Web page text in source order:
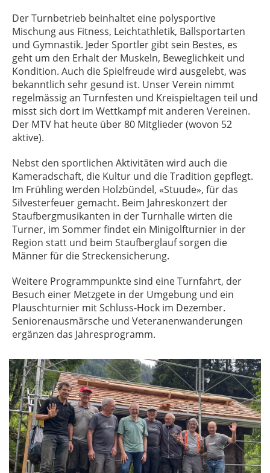
Der Turnbetrieb beinhaltet eine polysportive
Mischung aus Fitness, Leichtathletik, Ballsportarten
und Gymnastik. Jeder Sportler gibt sein Bestes, es
geht um den Erhalt der Muskeln, Beweglichkeit und
Kondition. Auch die Spielfreude wird ausgelebt, was
bekanntlich sehr gesund ist. Unser Verein nimmt
regelmässig an Turnfesten und Kreispieltagen teil und
misst sich dort im Wettkampf mit anderen Vereinen.
Der MTV hat heute über 80 Mitglieder (wovon 52
aktive).
Nebst den sportlichen Aktivitäten wird auch die
Kameradschaft, die Kultur und die Tradition gepflegt.
Im Frühling werden Holzbündel, «Stuude», für das
Silvesterfeuer gemacht. Beim Jahreskonzert der
Staufbergmusikanten in der Turnhalle wirten die
Turner, im Sommer findet ein Minigolfturnier in der
Region statt und beim Staufberglauf sorgen die
Männer für die Streckensicherung.
Weitere Programmpunkte sind eine Turnfahrt, der
Besuch einer Metzgete in der Umgebung und ein
Plauschturnier mit Schluss-Hock im Dezember.
Seniorenausmärsche und Veteranenwanderungen
ergänzen das Jahresprogramm.